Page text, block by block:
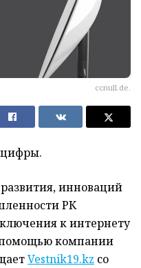
ccnull.de.
инноваций
РК
к интернету
помощью компании
Vestnik19.kz со